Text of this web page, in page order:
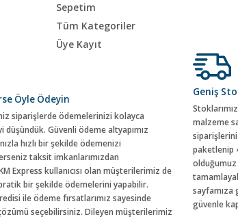
Sepetim
Tüm Kategoriler
Üye Kayıt
Öyle Ödeyin
siparişlerde ödemelerinizi kolayca
düşündük. Güvenli ödeme altyapımız
hızlı bir şekilde ödemenizi
taksit imkanlarımızdan
Express kullanıcısı olan müşterilerimiz de
bir şekilde ödemelerini yapabilir.
ile ödeme fırsatlarımız sayesinde
seçebilirsiniz. Dileyen müşterilerimiz
Geniş
malzeme
paketlenip
sayfamıza
güvenle